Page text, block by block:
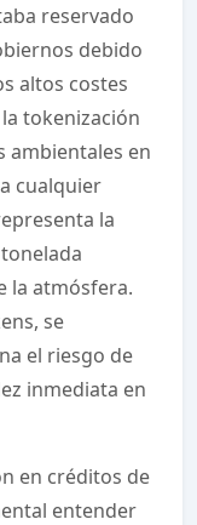
reservado
debido
altos costes
tokenización
ambientales en
cualquier
la
la atmósfera.
se
el riesgo de
inmediata en
en créditos de
entender